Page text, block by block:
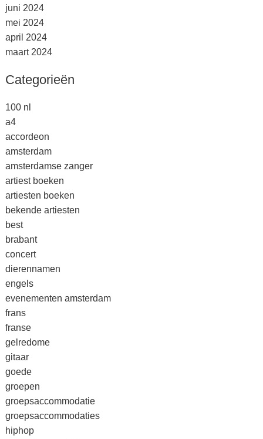
juni 2024
mei 2024
april 2024
maart 2024
Categorieën
100 nl
a4
accordeon
amsterdam
amsterdamse zanger
artiest boeken
artiesten boeken
bekende artiesten
best
brabant
concert
dierennamen
engels
evenementen amsterdam
frans
franse
gelredome
gitaar
goede
groepen
groepsaccommodatie
groepsaccommodaties
hiphop